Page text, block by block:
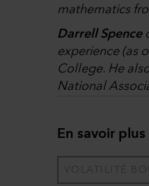
mathematics
Darrell Spence
experience (as
College. He
National
En savoir plus
VOLATILITÉ